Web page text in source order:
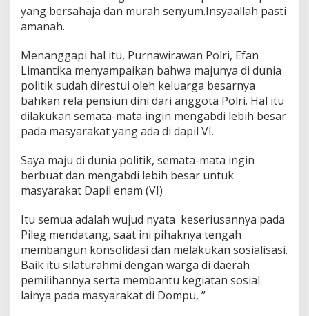
yang bersahaja dan murah senyum.Insyaallah pasti
amanah.
Menanggapi hal itu, Purnawirawan Polri, Efan
Limantika menyampaikan bahwa majunya di dunia
politik sudah direstui oleh keluarga besarnya
bahkan rela pensiun dini dari anggota Polri. Hal itu
dilakukan semata-mata ingin mengabdi lebih besar
pada masyarakat yang ada di dapil VI.
Saya maju di dunia politik, semata-mata ingin
berbuat dan mengabdi lebih besar untuk
masyarakat Dapil enam (VI)
Itu semua adalah wujud nyata keseriusannya pada
Pileg mendatang, saat ini pihaknya tengah
membangun konsolidasi dan melakukan sosialisasi.
Baik itu silaturahmi dengan warga di daerah
pemilihannya serta membantu kegiatan sosial
lainya pada masyarakat di Dompu, ”